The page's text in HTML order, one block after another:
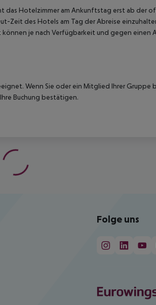
Hotelzimmer am Ankunftstag erst ab der
Zeit des Hotels am Tag der Abreise
je nach Verfügbarkeit und gegen einen
Wenn Sie oder ein Mitglied Ihrer Gruppe
Buchung bestätigen.
Folge uns